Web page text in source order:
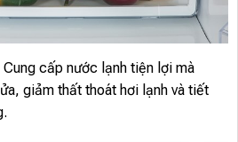
Cung cấp nước lạnh tiện lợi mà
giảm thất thoát hơi lạnh và tiết